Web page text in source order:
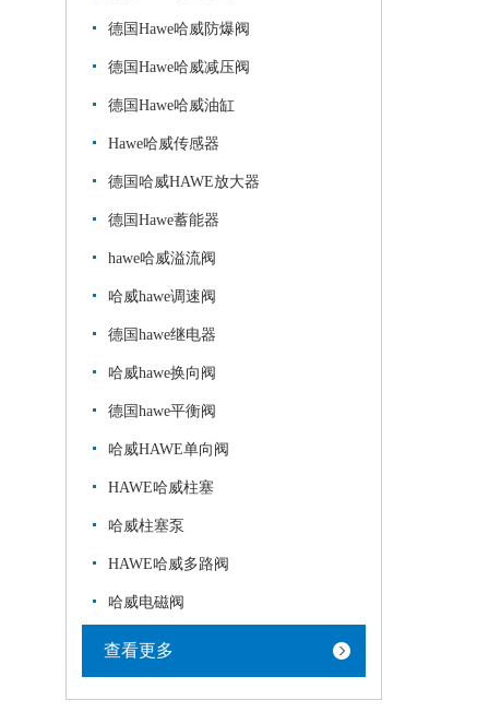
德国Hawe哈威防爆阀
德国Hawe哈威减压阀
德国Hawe哈威油缸
Hawe哈威传感器
德国哈威HAWE放大器
德国Hawe蓄能器
hawe哈威溢流阀
哈威hawe调速阀
德国hawe继电器
哈威hawe换向阀
德国hawe平衡阀
哈威HAWE单向阀
HAWE哈威柱塞
哈威柱塞泵
HAWE哈威多路阀
哈威电磁阀
查看更多